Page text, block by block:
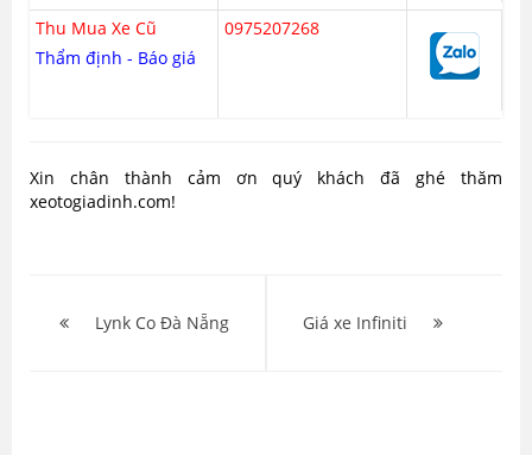
Thu Mua Xe Cũ
Thẩm định - Báo giá
0975207268
Xin chân thành cảm ơn quý khách đã ghé thăm
xeotogiadinh.com!
hướngLynk Co Đà Nẵng Giá xe Infiniti